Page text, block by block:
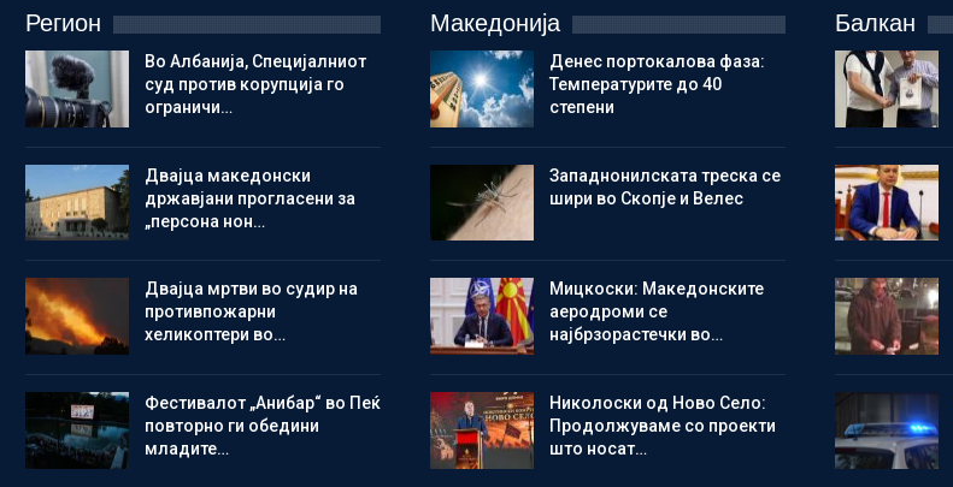
Регион
Во Албанија, Специјалниот
суд против корупција го
ограничи…
Двајца македонски
државјани прогласени за
„персона нон…
Двајца мртви во судир на
противпожарни
хеликоптери во…
Фестивалот „Анибар“ во Пеќ
повторно ги обедини
младите…
Македонија
Денес портокалова фаза:
Температурите до 40
степени
Западнонилската треска се
шири во Скопје и Велес
Мицкоски: Македонските
аеродроми се
најбрзорастечки во…
Николоски од Ново Село:
Продолжуваме со проекти
што носат…
Балкан